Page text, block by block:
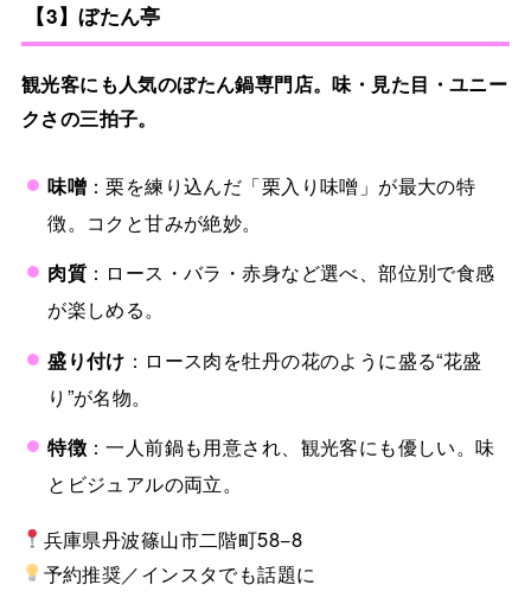
【3】ぼたん亭
観光客にも人気のぼたん鍋専門店。味・見た目・ユニー
クさの三拍子。
味噌：栗を練り込んだ「栗入り味噌」が最大の特
徴。コクと甘みが絶妙。
肉質：ロース・バラ・赤身など選べ、部位別で食感
が楽しめる。
盛り付け ：ロース肉を牡丹の花のように盛る“花盛
り”が名物。
特徴：一人前鍋も用意され、観光客にも優しい。味
とビジュアルの両立。
兵庫県丹波篠山市二階町58−8
予約推奨／インスタでも話題に